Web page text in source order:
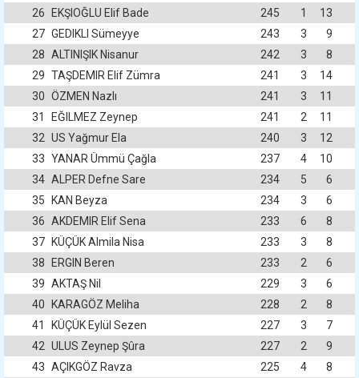
26
EKŞIOĞLU Elif Bade 245 1
13
27 GEDIKLI Sümeyye 243 3
9
28 ALTINIŞIK Nisanur 242 3
8
29 TAŞDEMIR Elif Zümra 241 3
14
30 ÖZMEN Nazlı 241 3
11
31
EĞILMEZ Zeynep 241 2
11
32 US Yağmur Ela 240 3
12
33 YANAR Ümmü Çağla 237 4
10
34 ALPER Defne Sare 234 5
6
35
KAN Beyza 234 3
6
36 AKDEMIR Elif Sena 233 6
8
37
KÜÇÜK Almila Nisa 233 3
8
38
ERGIN Beren 233 2
6
39 AKTAŞ Nil 229 3
6
40
KARAGÖZ Meliha 228 2
8
41
KÜÇÜK Eylül Sezen 227 3
7
42 ULUS Zeynep Şûra 227 2
9
43 AÇIKGÖZ Ravza 225 4
8